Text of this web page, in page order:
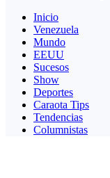
Inicio
Venezuela
Mundo
EEUU
Sucesos
Show
Deportes
Caraota Tips
Tendencias
Columnistas